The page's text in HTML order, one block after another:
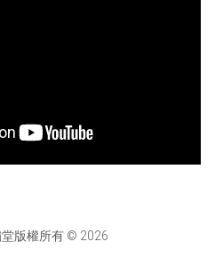
版權所有 © 2026